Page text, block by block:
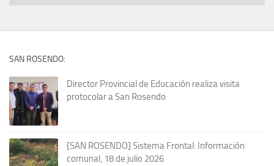
SAN ROSENDO:
Director Provincial de Educación realiza visita
protocolar a San Rosendo
[SAN ROSENDO] Sistema Frontal: Información
comunal, 18 de julio 2026